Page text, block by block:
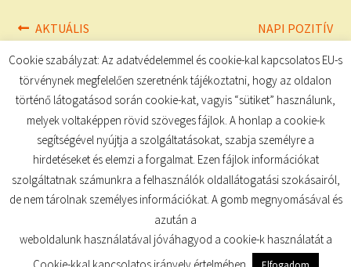
Bejegyzés
navigáció
Previous
AKTUÁLIS
Next
NAPI POZITÍV
© TUDATKULCS 2026
Cookie szabályzat: Az adatvédelemmel és cookie-kal kapcsolatos EU-s
törvénynek megfelelően szeretnénk tájékoztatni, hogy az oldalon
történő látogatásod során cookie-kat, vagyis “sütiket” használunk,
melyek voltaképpen rövid szöveges fájlok. A honlap a cookie-k
segítségével nyújtja a szolgáltatásokat, szabja személyre a
hirdetéseket és elemzi a forgalmat. Ezen fájlok információkat
szolgáltatnak számunkra a felhasználók oldallátogatási szokásairól,
de nem tárolnak személyes információkat. A gomb megnyomásával és
azután a
weboldalunk használatával jóváhagyod a cookie-k használatát a